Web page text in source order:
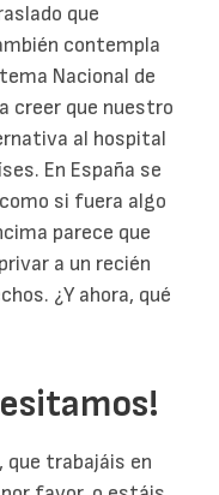
que
contempla
Nacional de
creer que nuestro
al hospital
En España se
si fuera algo
parece que
a un recién
¿Y ahora, qué
que trabajáis en